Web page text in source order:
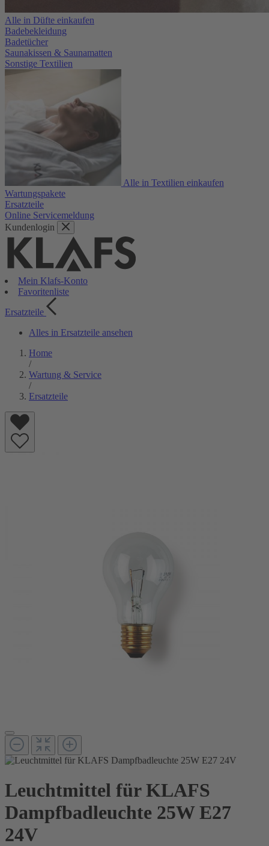
Alle in Düfte einkaufen
Badebekleidung
Badetücher
Saunakissen & Saunamatten
Sonstige Textilien
Alle in Textilien einkaufen
Wartungspakete
Ersatzteile
Online Servicemeldung
Kundenlogin
Mein Klafs-Konto
Favoritenliste
Ersatzteile
Alles in Ersatzteile ansehen
Home
/
Wartung & Service
/
Ersatzteile
Leuchtmittel für KLAFS
Dampfbadleuchte 25W E27
24V